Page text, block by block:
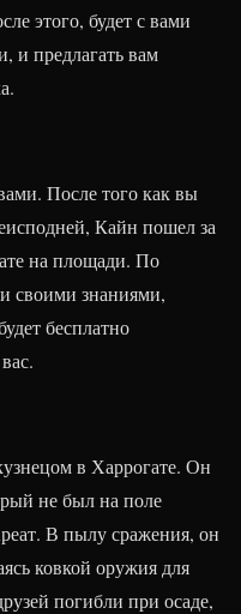
этого, будет с вами
и предлагать вам
После того как вы
Кайн пошел за
на площади. По
своими знаниями,
бесплатно
в Харрогате. Он
не был на поле
В пылу сражения, он
ковкой оружия для
погибли при осаде,